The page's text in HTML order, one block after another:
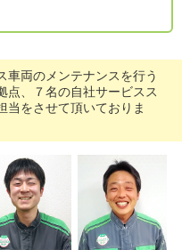
車両のメンテナンスを行う
点、７名の自社サービスス
当をさせて頂いておりま